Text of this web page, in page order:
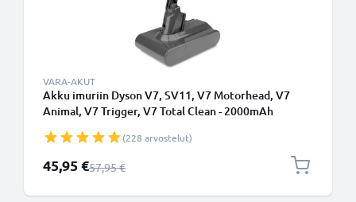
VARA-AKUT
Akku imuriin Dyson V7, SV11, V7 Motorhead, V7
Animal, V7 Trigger, V7 Total Clean - 2000mAh
Ruuvikiinnitteinen akku
(228 arvostelut)
Erikoishinta
45,95 €Normaali hinta
57,95 €